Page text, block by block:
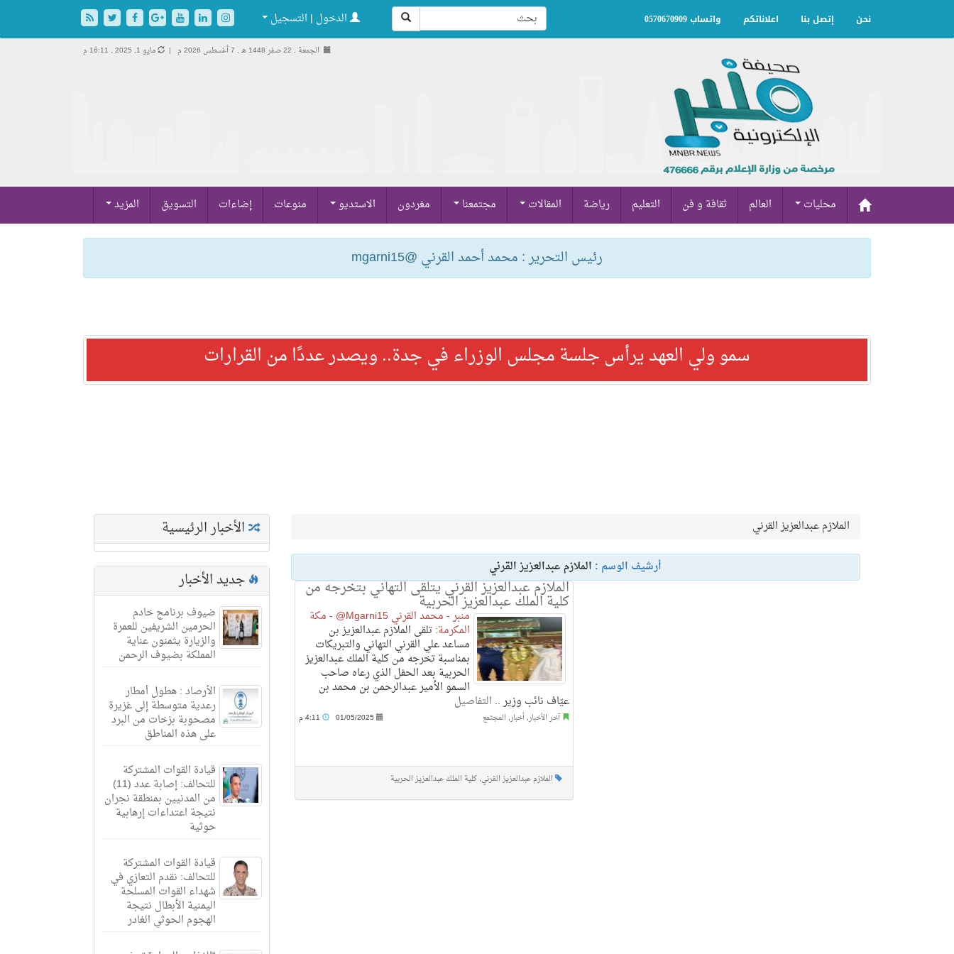
نحن إتصل بنا اعلاناتكم واتساب 0570670909 الدخول | التسجيل
الجمعة , 22 صفر 1448 هـ , 7 أغسطس 2026 م | مايو 1, 2025 , 16:11 م
محليات العالم ثقافة و فن التعليم رياضة المقالات مجتمعنا مغردون الاستديو منوعات إضاءات التسويق المزيد
رئيس التحرير : محمد أحمد القرني @mgarni15
سمو ولي العهد يرأس جلسة مجلس الوزراء في جدة.. ويصدر عددًا من القرارات
الأخبار الرئيسية
جديد الأخبار
ضيوف برنامج خادم
الحرمين الشريفين للعمرة
والزيارة يثمنون عناية
المملكة بضيوف الرحمن
الأرصاد : هطول أمطار
رعدية متوسطة إلى غزيرة
مصحوبة بزخات من البرد
على هذه المناطق
قيادة القوات المشتركة
للتحالف: إصابة عدد (11)
من المدنيين بمنطقة نجران
نتيجة اعتداءات إرهابية
حوثية
قيادة القوات المشتركة
للتحالف: نقدم التعازي في
شهداء القوات المسلحة
اليمنية الأبطال نتيجة
الهجوم الحوثي الغادر
الملازم عبدالعزيز القرني
أرشيف الوسم : الملازم عبدالعزيز القرني
الملازم عبدالعزيز القرني يتلقى التهاني بتخرجه من
كلية الملك عبدالعزيز الحربية
منبر - محمد القرني Mgarni15@ - مكة
المكرمة:تلقى الملازم عبدالعزيز بن
مساعد علي القرني التهاني والتبريكات
بمناسبة تخرجه من كلية الملك عبدالعزيز
الحربية بعد الحفل الذي رعاه صاحب
السمو الأمير عبدالرحمن بن محمد بن
عيّاف نائب وزير .. التفاصيل
آخر الأخبار,أخبار, المجتمع 01/05/2025
الملازم عبدالعزيز القرني,كلية الملك عبدالعزيز الحربية